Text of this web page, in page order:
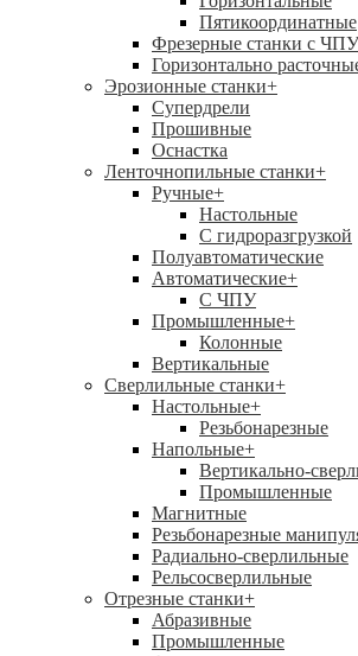
Пятикоординатные
Фрезерные станки с ЧПУ
Горизонтально
Эрозионные станки+
Супердрели
Прошивные
Оснастка
Ленточнопильные станки+
Ручные+
Настольные
С гидроразгрузкой
Полуавтоматические
Автоматические+
С ЧПУ
Промышленные+
Колонные
Вертикальные
Сверлильные станки+
Настольные+
Резьбонарезные
Напольные+
Вертикально-
Промышленные
Магнитные
Резьбонарезные
Радиально-сверлильные
Рельсосверлильные
Отрезные станки+
Абразивные
Промышленные